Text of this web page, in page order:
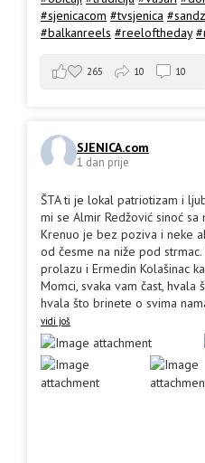
#sjenicacom #tvsjenica
#balkanreels #reeloftheday
265 10 10
SJENICA.com
1 dan prije
ŠTA ti je lokal patriotizam i
mi se Almir Redžović sinoć
Krenuo je bez poziva i neke
od česme na niže pod
prolazu i Ermedin Kolašinac
Momci, svaka vam čast,
hvala što brinete o svima
vidi još